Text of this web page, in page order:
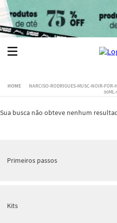
NARCISO-RODRIGUES-MUSC-NOIR-
Sua busca não obteve nenhum
Primeiros passos
Kits